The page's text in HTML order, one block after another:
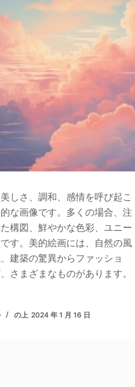
しさ、調和、感情を呼び起こ
な画像です。多くの場合、注
構図、鮮やかな色彩、ユニー
す。美的絵画には、自然の風
建築の驚異からファッショ
さまざまなものがあります。
の上 2024 年 1 月 16 日